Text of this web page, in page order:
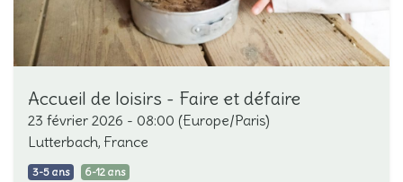
Accueil de loisirs - Faire et défaire
23 février 2026 - 08:00 (Europe/Paris)
Lutterbach, France
3-5 ans 6-12 ans